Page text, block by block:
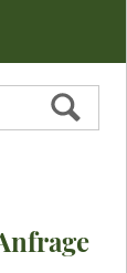
Suchen